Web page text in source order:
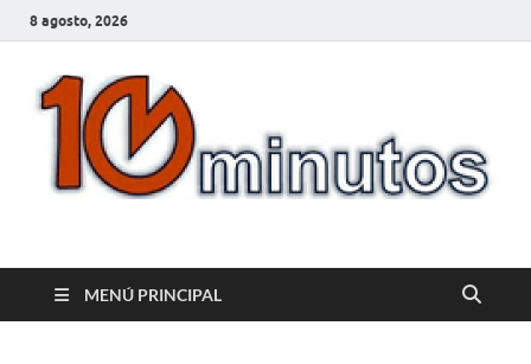
8 agosto, 2026
10minutos.com.uy
MENÚ PRINCIPAL